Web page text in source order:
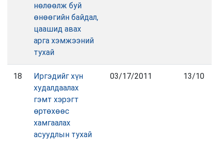
нөлөөлж буй
өнөөгийн байдал,
цаашид авах
арга хэмжээний
тухай
18
Иргэдийг хүн
худалдаалах
гэмт хэрэгт
өртөхөөс
хамгаалах
асуудлын тухай
03/17/2011 13/10